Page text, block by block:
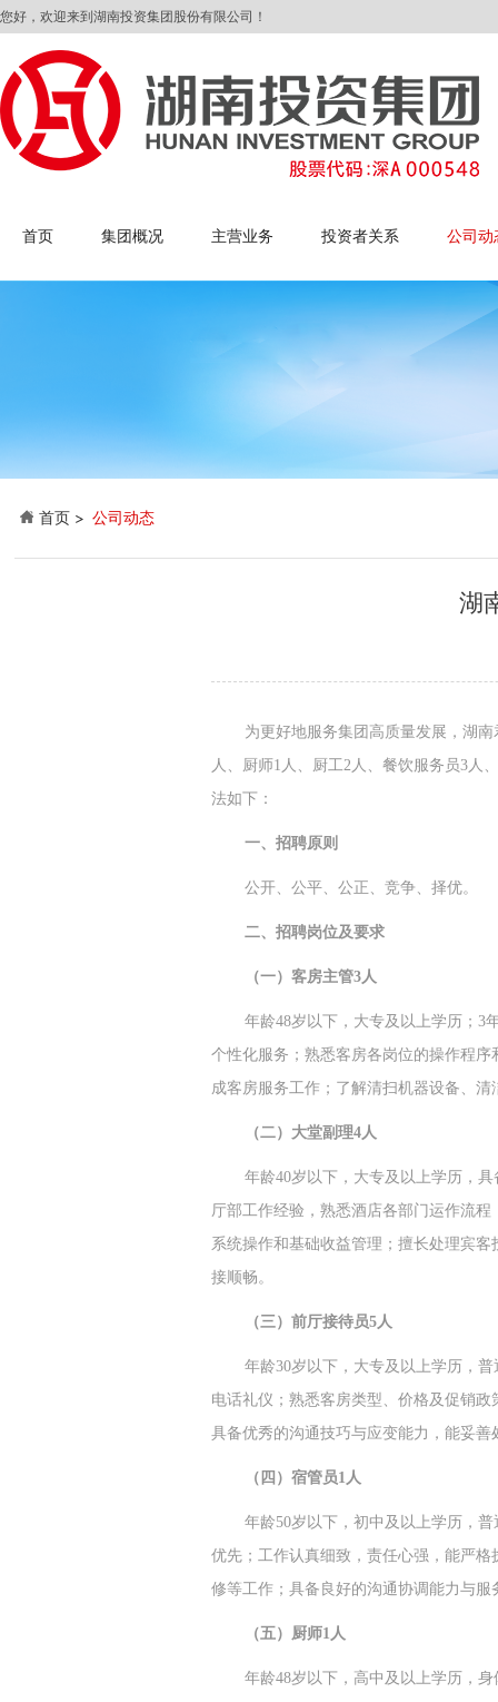
您好，欢迎来到湖南投资集团股份有限公司！
首页 集团概况 主营业务 投资者关系 公司动
首页 公司动态
湖
为更好地服务集团高质量发展，湖
人、厨师1人、厨工2人、餐饮服务员3人
法如下：
一、招聘原则
公开、公平、公正、竞争、择优。
二、招聘岗位及要求
（一）客房主管3人
年龄48岁以下，大专及以上学历；3
个性化服务；熟悉客房各岗位的操作程
成客房服务工作；了解清扫机器设备、
（二）大堂副理4人
年龄40岁以下，大专及以上学历，
厅部工作经验，熟悉酒店各部门运作流
系统操作和基础收益管理；擅长处理宾
接顺畅。
（三）前厅接待员5人
年龄30岁以下，大专及以上学历，
电话礼仪；熟悉客房类型、价格及促销
具备优秀的沟通技巧与应变能力，能妥善
（四）宿管员1人
年龄50岁以下，初中及以上学历，
优先；工作认真细致，责任心强，能严
修等工作；具备良好的沟通协调能力与
（五）厨师1人
年龄48岁以下，高中及以上学历，